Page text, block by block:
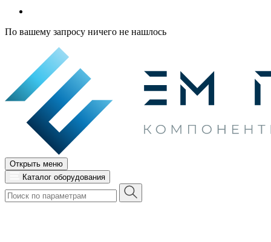
По вашему запросу ничего не нашлось
Открыть меню
Каталог оборудования